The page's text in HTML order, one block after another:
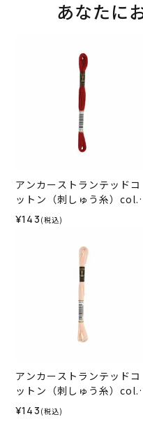
あなたに
アンカーストランテッドコ
ットン（刺しゅう糸）
015
¥143 (税込)
アンカーストランテッドコ
ットン（刺しゅう糸）
012
¥143 (税込)